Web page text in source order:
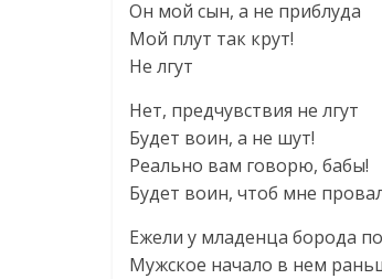
Он мой сын, а не приблуда
Мой плут так крут!
Не лгут
Нет, предчувствия не лгут
Будет воин, а не шут!
Реально вам говорю, бабы!
Будет воин, чтоб мне
Ежели у младенца борода
Мужское начало в нем